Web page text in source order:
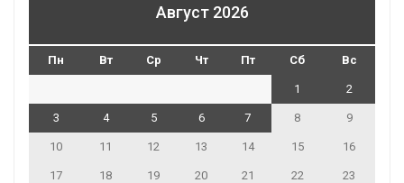
Август 2026
Пн Вт Ср Чт Пт Сб Вс
1 2
3 4 5 6 7 8 9
10 11 12 13 14 15 16
17 18 19 20 21 22 23